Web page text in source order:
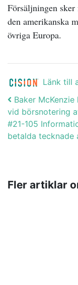
Försäljningen
den amerikanska
övriga Europa.
Länk till
Post
Baker
vid börsnotering
#21-105
betalda tecknade
Fler artiklar